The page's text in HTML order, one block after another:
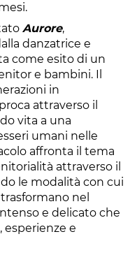
Aurore,
danzatrice e
come esito di un
e bambini. Il
in
attraverso il
vita a una
umani nelle
affronta il tema
attraverso il
le modalità con cui
nel
e delicato che
e